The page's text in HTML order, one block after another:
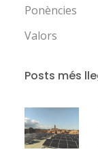
Ponències
Valors
Posts més